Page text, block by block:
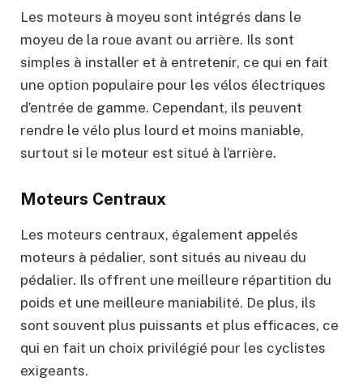
Les moteurs à moyeu sont intégrés dans le
moyeu de la roue avant ou arrière. Ils sont
simples à installer et à entretenir, ce qui en fait
une option populaire pour les vélos électriques
d’entrée de gamme. Cependant, ils peuvent
rendre le vélo plus lourd et moins maniable,
surtout si le moteur est situé à l’arrière.
Moteurs Centraux
Les moteurs centraux, également appelés
moteurs à pédalier, sont situés au niveau du
pédalier. Ils offrent une meilleure répartition du
poids et une meilleure maniabilité. De plus, ils
sont souvent plus puissants et plus efficaces, ce
qui en fait un choix privilégié pour les cyclistes
exigeants.